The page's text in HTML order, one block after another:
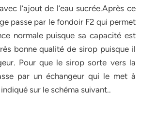
l’ajout de l’eau sucrée.Après ce
passe par le fondoir F2 qui permet
normale puisque sa capacité est
bonne qualité de sirop puisque il
Pour que le sirop sorte vers la
par un échangeur qui le met à
sur le schéma suivant..